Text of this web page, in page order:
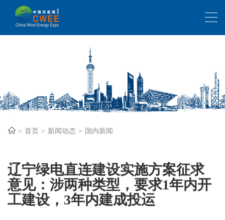
首页 新闻动态 国内新闻
辽宁绿电直连建设实施方案征求
意见：涉两种类型，要求1年内开
工建设，3年内建成投运